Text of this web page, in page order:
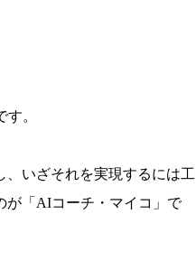
。
、いざそれを実現するには工
が「AIコーチ・マイコ」で